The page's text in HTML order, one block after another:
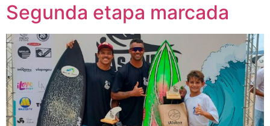
Segunda etapa marcada